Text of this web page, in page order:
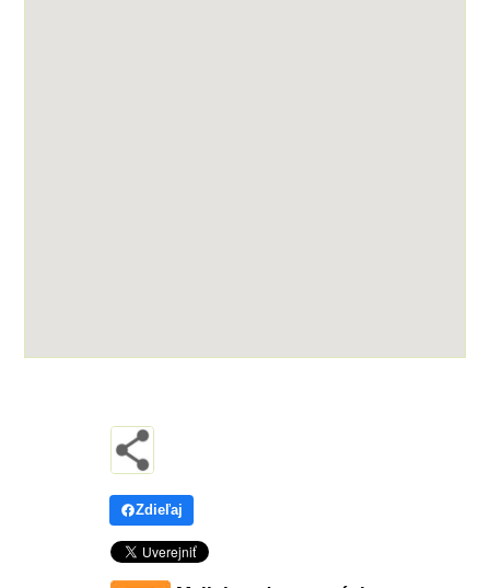
Zdieľaj